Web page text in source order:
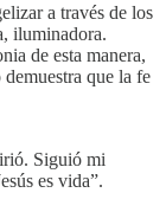
a través de los
iluminadora.
de esta manera,
que la fe
Siguió mi
es vida”.